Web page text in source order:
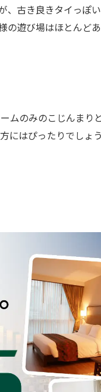
古き良きタイっぽ
遊び場はほとんどあ
のみのこじんまり
にはぴったりでしょ